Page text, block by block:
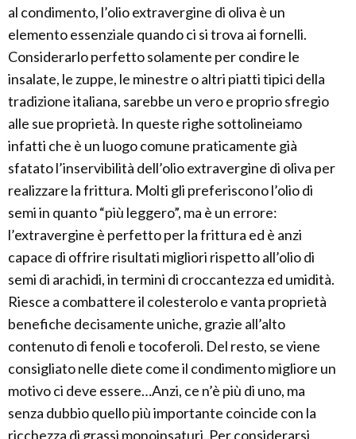
al condimento, l’olio extravergine di oliva è un
elemento essenziale quando ci si trova ai fornelli.
Considerarlo perfetto solamente per condire le
insalate, le zuppe, le minestre o altri piatti tipici della
tradizione italiana, sarebbe un vero e proprio sfregio
alle sue proprietà. In queste righe sottolineiamo
infatti che è un luogo comune praticamente già
sfatato l’inservibilità dell’olio extravergine di oliva per
realizzare la frittura. Molti gli preferiscono l’olio di
semi in quanto “più leggero”, ma è un errore:
l’extravergine è perfetto per la frittura ed è anzi
capace di offrire risultati migliori rispetto all’olio di
semi di arachidi, in termini di croccantezza ed umidità.
Riesce a combattere il colesterolo e vanta proprietà
benefiche decisamente uniche, grazie all’alto
contenuto di fenoli e tocoferoli. Del resto, se viene
consigliato nelle diete come il condimento migliore un
motivo ci deve essere…Anzi, ce n’è più di uno, ma
senza dubbio quello più importante coincide con la
ricchezza di grassi monoinsaturi. Per considerarsi